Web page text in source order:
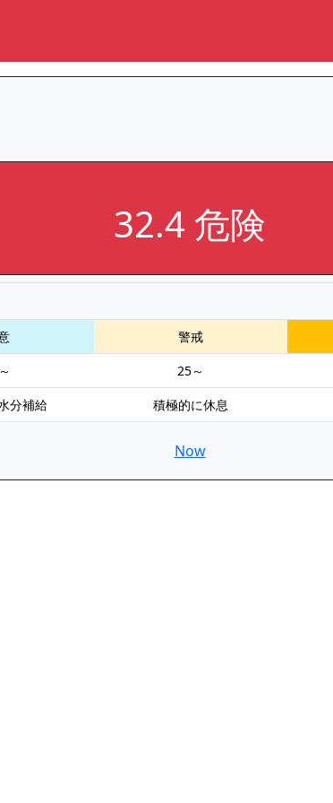
32.4 危険
警戒
25～
分補給 積極的に休息
Now